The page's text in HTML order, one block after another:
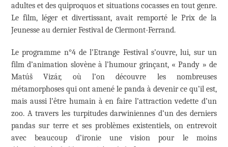
adultes et des quiproquos et situations cocasses en tout genre.
Le film, léger et divertissant, avait remporté le Prix de la
Jeunesse au dernier Festival de Clermont-Ferrand.
Le programme n°4 de l’Etrange Festival s’ouvre, lui, sur un
film d’animation slovène à l’humour grinçant, « Pandy » de
Matúš Vizár, où l’on découvre les nombreuses
métamorphoses qui ont amené le panda à devenir ce qu’il est,
mais aussi l’être humain à en faire l’attraction vedette d’un
zoo. A travers les turpitudes darwiniennes d’un des derniers
pandas sur terre et ses problèmes existentiels, on entrevoit
avec beaucoup d’ironie une vision pour le moins